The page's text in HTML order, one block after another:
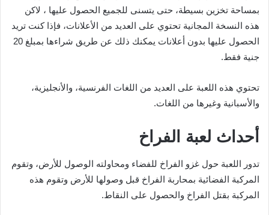
بمساحة تخزين بسيطة، حتى يتسنى للجميع الحصول عليها ، لاكن
هذه النسخة المجانية تحتوي على العديد من الأعلانات، فإذا كنت تريد
الحصول عليها بدون أعلانات يمكنك ذلك عن طريق شراءها بمبلغ 20
جنية فقط.
تحتوي هذه اللعبة على العديد من اللغات الفرنسية، والأنجليزية،
والأسبانية وغيرها من اللغات.
أحداث لعبة الفراخ
تدور اللعبة حول غزو الفراخ للفضاء ومحاولته الوصول للأرض، وتقوم
المركبة الفضائية بمحاربة الفراخ قبل وصولها للأرض وتقوم هذه
المركبة بقتل الفراخ والحصول على النقاط.